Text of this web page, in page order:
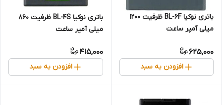
باتری نوکیا BL-6F ظرفیت 1200
میلی آمپر ساعت
625,000
افزودن به سبد
باتری نوکیا BL-4S ظرفیت ۸۶۰
میلی آمپر ساعت
415,000
افزودن به سبد